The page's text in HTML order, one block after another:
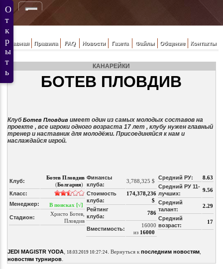
Главная Правила FAQ Новости Газета Файлы Общение Контакты
КАНАРЕЙКИ
БОТЕВ ПЛОВДИВ
КлубБотев Пловдивимеет один из самых молодых составов на
проекте , все игроки одного возраста 17 лет , клубу нужен главный
тренер и наставник для молодёжи. Присоединяйся к нам и
наслаждайся игрой.
Клуб:
Ботев Пловдив
(Болгария)
Класс:
Менеджер:
В поисках [√]
Стадион:
Христо Ботев,
Пловдив
Финансы
клуба:
3,788,325 $
Стоимость
клуба:
174,378,236
$
Рейтинг
клуба:
786
Вместимость:
16000
из 16000
Средний РУ:
8.63
Средний РУ 11-
лучших:
9.56
Средний
талант:
2.29
Средний
возраст:
17
JEDI MAGISTR YODA, 18.03.2019 10:27:24. Вернуться к последним новостям,
новостям турниров.